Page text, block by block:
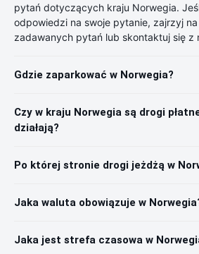
pytań dotyczących kraju Norwegia.
odpowiedzi na swoje pytanie, zajrzyj
zadawanych pytań lub skontaktuj się z
Gdzie zaparkować w Norwegia?
Czy w kraju Norwegia są drogi
działają?
Po której stronie drogi jeżdżą w
Jaka waluta obowiązuje w
Jaka jest strefa czasowa w